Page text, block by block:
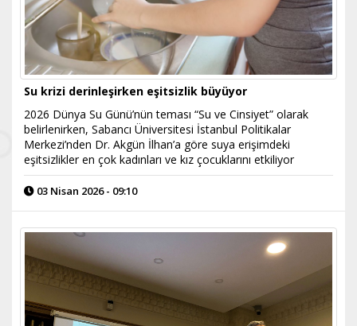
Su krizi derinleşirken eşitsizlik büyüyor
2026 Dünya Su Günü’nün teması “Su ve Cinsiyet” olarak
belirlenirken, Sabancı Üniversitesi İstanbul Politikalar
Merkezi’nden Dr. Akgün İlhan’a göre suya erişimdeki
eşitsizlikler en çok kadınları ve kız çocuklarını etkiliyor
03 Nisan 2026 - 09:10